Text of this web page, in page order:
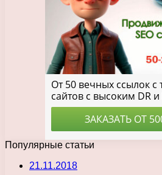
Популярные статьи
21.11.2018